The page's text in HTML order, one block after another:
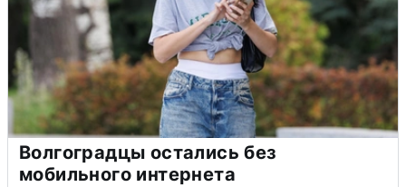
Волгоградцы остались без
мобильного интернета